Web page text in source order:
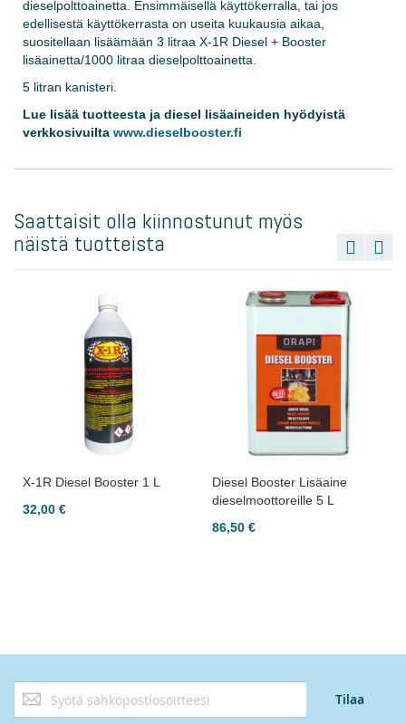
dieselpolttoainetta. Ensimmäisellä käyttökerralla, tai jos
edellisestä käyttökerrasta on useita kuukausia aikaa,
suositellaan lisäämään 3 litraa X-1R Diesel + Booster
lisäainetta/1000 litraa dieselpolttoainetta.
5 litran kanisteri.
Lue lisää tuotteesta ja diesel lisäaineiden hyödyistä
verkkosivuilta www.dieselbooster.fi
Saattaisit olla kiinnostunut myös
näistä tuotteista
X-1R Diesel Booster 1 L
32,00 €
Diesel Booster Lisäaine
dieselmoottoreille 5 L
86,50 €
Tilaa
uutiskirjeemme:
Tilaa